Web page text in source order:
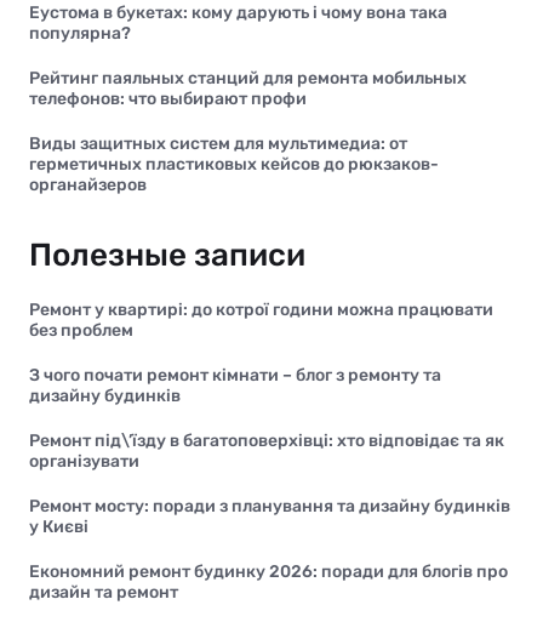
Еустома в букетах: кому дарують і чому вона така
популярна?
Рейтинг паяльных станций для ремонта мобильных
телефонов: что выбирают профи
Виды защитных систем для мультимедиа: от
герметичных пластиковых кейсов до рюкзаков-
органайзеров
Полезные записи
Ремонт у квартирі: до котрої години можна працювати
без проблем
З чого почати ремонт кімнати – блог з ремонту та
дизайну будинків
Ремонт під\’їзду в багатоповерхівці: хто відповідає та як
організувати
Ремонт мосту: поради з планування та дизайну будинків
у Києві
Економний ремонт будинку 2026: поради для блогів про
дизайн та ремонт